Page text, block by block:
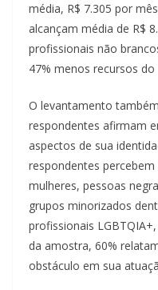
média, R$ 7.305 por
alcançam média de R$
profissionais não
47% menos recursos
O levantamento
respondentes afirmam
aspectos de sua
respondentes
mulheres, pessoas
grupos minorizados
profissionais
da amostra, 60%
obstáculo em sua